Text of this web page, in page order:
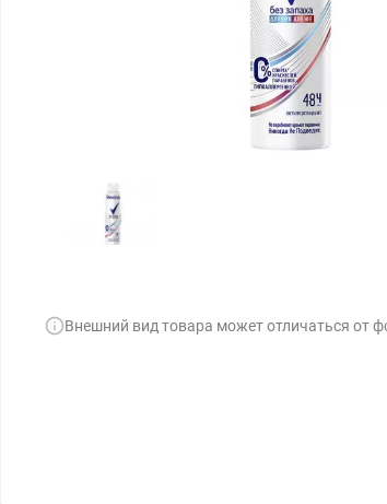
Внешний вид товара может отличаться от